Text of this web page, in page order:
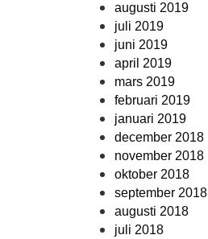
augusti 2019
juli 2019
juni 2019
april 2019
mars 2019
februari 2019
januari 2019
december 2018
november 2018
oktober 2018
september 2018
augusti 2018
juli 2018